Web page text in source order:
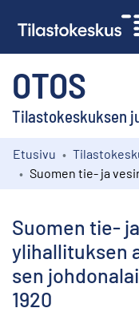
OTOS
Tilastokeskuksen
Kokoelmat
Etusivu
Suomen tie-
ylihallituksen
sen
1920